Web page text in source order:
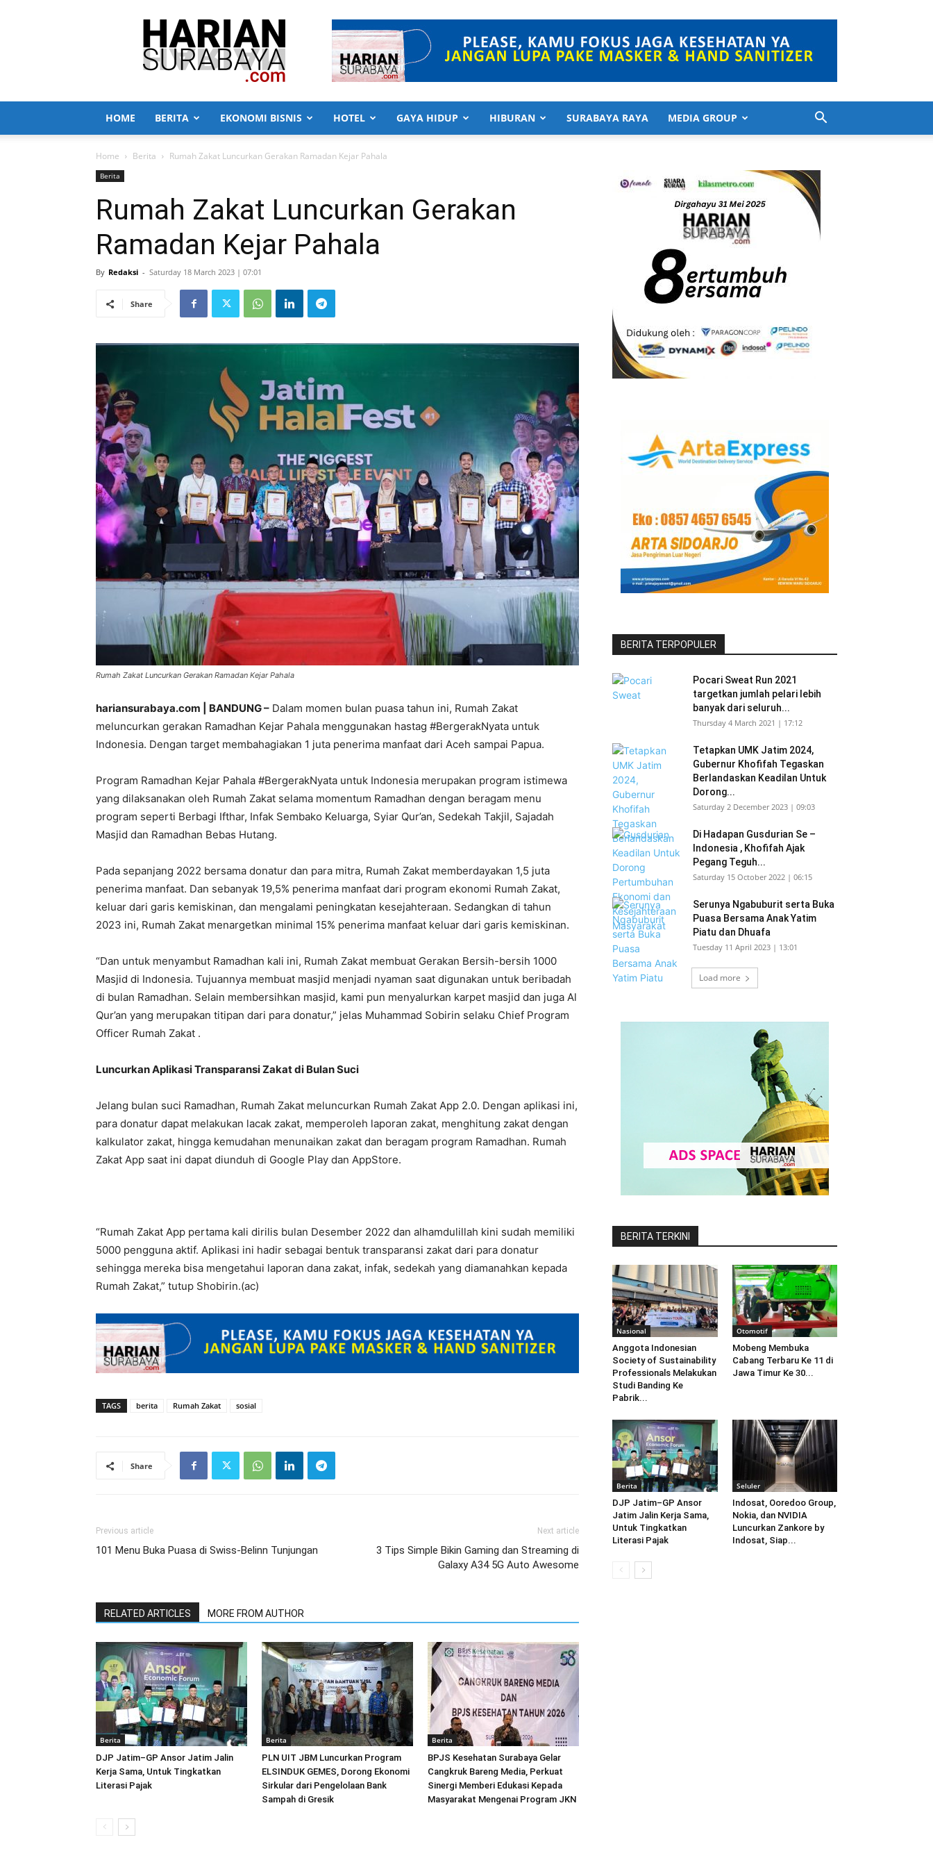
Harian
Surabaya
HOME BERITA EKONOMI BISNIS HOTEL GAYA HIDUP HIBURAN SURABAYA RAYA MEDIA GROUP
Home Berita Rumah Zakat Luncurkan Gerakan Ramadan Kejar Pahala
Berita
Rumah Zakat Luncurkan Gerakan
Ramadan Kejar Pahala
By Redaksi - Saturday 18 March 2023 | 07:01
Share
Rumah Zakat Luncurkan Gerakan Ramadan Kejar Pahala
hariansurabaya.com | BANDUNG – Dalam momen bulan puasa tahun ini, Rumah Zakat
meluncurkan gerakan Ramadhan Kejar Pahala menggunakan hastag #BergerakNyata untuk
Indonesia. Dengan target membahagiakan 1 juta penerima manfaat dari Aceh sampai Papua.
Program Ramadhan Kejar Pahala #BergerakNyata untuk Indonesia merupakan program istimewa
yang dilaksanakan oleh Rumah Zakat selama momentum Ramadhan dengan beragam menu
program seperti Berbagi Ifthar, Infak Sembako Keluarga, Syiar Qur’an, Sedekah Takjil, Sajadah
Masjid dan Ramadhan Bebas Hutang.
Pada sepanjang 2022 bersama donatur dan para mitra, Rumah Zakat memberdayakan 1,5 juta
penerima manfaat. Dan sebanyak 19,5% penerima manfaat dari program ekonomi Rumah Zakat,
keluar dari garis kemiskinan, dan mengalami peningkatan kesejahteraan. Sedangkan di tahun
2023 ini, Rumah Zakat menargetkan minimal 15% penerima manfaat keluar dari garis kemiskinan.
“Dan untuk menyambut Ramadhan kali ini, Rumah Zakat membuat Gerakan Bersih-bersih 1000
Masjid di Indonesia. Tujuannya membuat masjid menjadi nyaman saat digunakan untuk beribadah
di bulan Ramadhan. Selain membersihkan masjid, kami pun menyalurkan karpet masjid dan juga Al
Qur’an yang merupakan titipan dari para donatur,” jelas Muhammad Sobirin selaku Chief Program
Officer Rumah Zakat .
Luncurkan Aplikasi Transparansi Zakat di Bulan Suci
Jelang bulan suci Ramadhan, Rumah Zakat meluncurkan Rumah Zakat App 2.0. Dengan aplikasi ini,
para donatur dapat melakukan lacak zakat, memperoleh laporan zakat, menghitung zakat dengan
kalkulator zakat, hingga kemudahan menunaikan zakat dan beragam program Ramadhan. Rumah
Zakat App saat ini dapat diunduh di Google Play dan AppStore.
“Rumah Zakat App pertama kali dirilis bulan Desember 2022 dan alhamdulillah kini sudah memiliki
5000 pengguna aktif. Aplikasi ini hadir sebagai bentuk transparansi zakat dari para donatur
sehingga mereka bisa mengetahui laporan dana zakat, infak, sedekah yang diamanahkan kepada
Rumah Zakat,” tutup Shobirin.(ac)
TAGS berita Rumah Zakat sosial
Share
Previous article
101 Menu Buka Puasa di Swiss-Belinn Tunjungan
Next article
3 Tips Simple Bikin Gaming dan Streaming di
Galaxy A34 5G Auto Awesome
RELATED ARTICLES MORE FROM AUTHOR
Berita
DJP Jatim–GP Ansor Jatim Jalin
Kerja Sama, Untuk Tingkatkan
Literasi Pajak
Berita
PLN UIT JBM Luncurkan Program
ELSINDUK GEMES, Dorong Ekonomi
Sirkular dari Pengelolaan Bank
Sampah di Gresik
Berita
BPJS Kesehatan Surabaya Gelar
Cangkruk Bareng Media, Perkuat
Sinergi Memberi Edukasi Kepada
Masyarakat Mengenai Program JKN
BERITA TERPOPULER
Pocari Sweat Run 2021
targetkan jumlah pelari lebih
banyak dari seluruh...
Thursday 4 March 2021 | 17:12
Tetapkan UMK Jatim 2024,
Gubernur Khofifah Tegaskan
Berlandaskan Keadilan Untuk
Dorong...
Saturday 2 December 2023 | 09:03
Di Hadapan Gusdurian Se –
Indonesia , Khofifah Ajak
Pegang Teguh...
Saturday 15 October 2022 | 06:15
Serunya Ngabuburit serta Buka
Puasa Bersama Anak Yatim
Piatu dan Dhuafa
Tuesday 11 April 2023 | 13:01
Load more
BERITA TERKINI
Nasional
Anggota Indonesian
Society of Sustainability
Professionals Melakukan
Studi Banding Ke
Pabrik...
Otomotif
Mobeng Membuka
Cabang Terbaru Ke 11 di
Jawa Timur Ke 30...
Berita
DJP Jatim–GP Ansor
Jatim Jalin Kerja Sama,
Untuk Tingkatkan
Literasi Pajak
Seluler
Indosat, Ooredoo Group,
Nokia, dan NVIDIA
Luncurkan Zankore by
Indosat, Siap...